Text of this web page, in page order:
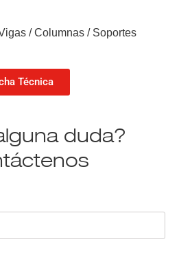
/ Columnas / Soportes
Técnica
duda?